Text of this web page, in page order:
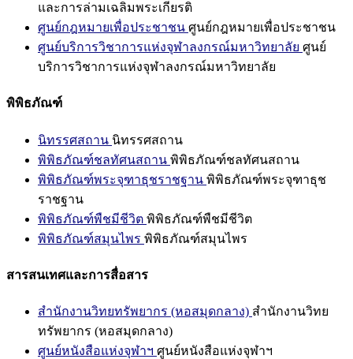
และการล่ามเฉลิมพระเกียรติ
ศูนย์กฎหมายเพื่อประชาชน ศูนย์กฎหมายเพื่อประชาชน
ศูนย์บริการวิชาการแห่งจุฬาลงกรณ์มหาวิทยาลัย ศูนย์
บริการวิชาการแห่งจุฬาลงกรณ์มหาวิทยาลัย
พิพิธภัณฑ์
นิทรรศสถาน นิทรรศสถาน
พิพิธภัณฑ์ชลทัศนสถาน พิพิธภัณฑ์ชลทัศนสถาน
พิพิธภัณฑ์พระจุฑาธุชราชฐาน พิพิธภัณฑ์พระจุฑาธุช
ราชฐาน
พิพิธภัณฑ์พืชมีชีวิต พิพิธภัณฑ์พืชมีชีวิต
พิพิธภัณฑ์สมุนไพร พิพิธภัณฑ์สมุนไพร
สารสนเทศและการสื่อสาร
สำนักงานวิทยทรัพยากร (หอสมุดกลาง) สำนักงานวิทย
ทรัพยากร (หอสมุดกลาง)
ศูนย์หนังสือแห่งจุฬาฯ ศูนย์หนังสือแห่งจุฬาฯ